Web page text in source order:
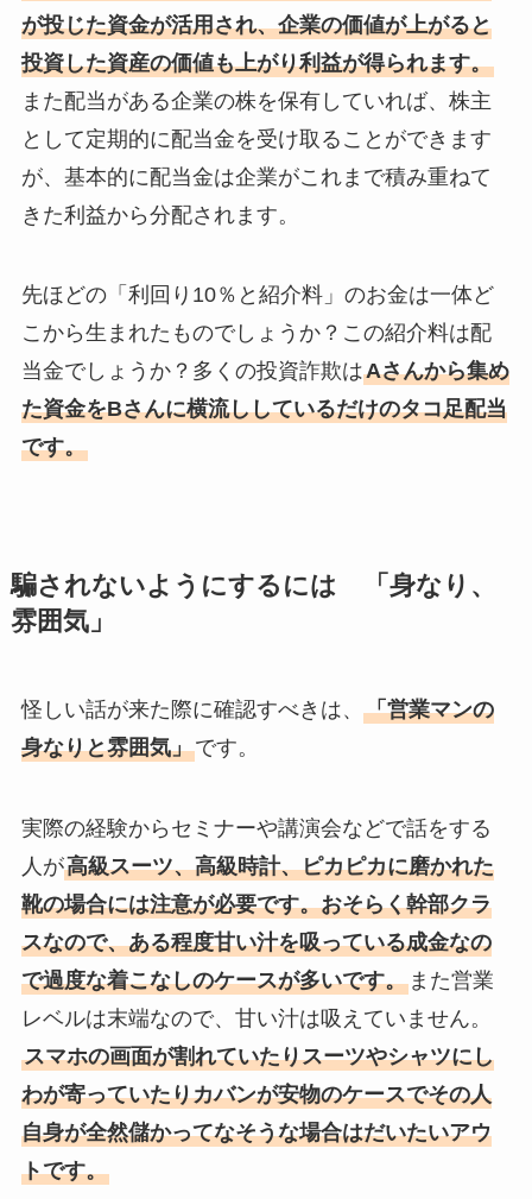
が投じた資金が活用され、企業の価値が上がると
投資した資産の価値も上がり利益が得られます。
また配当がある企業の株を保有していれば、株主
として定期的に配当金を受け取ることができます
が、基本的に配当金は企業がこれまで積み重ねて
きた利益から分配されます。
先ほどの「利回り10％と紹介料」のお金は一体ど
こから生まれたものでしょうか？この紹介料は配
当金でしょうか？多くの投資詐欺はAさんから集め
た資金をBさんに横流ししているだけのタコ足配当
です。
騙されないようにするには 「身なり、
雰囲気」
怪しい話が来た際に確認すべきは、 「営業マンの
身なりと雰囲気」です。
実際の経験からセミナーや講演会などで話をする
人が高級スーツ、高級時計、ピカピカに磨かれた
靴の場合には注意が必要です。おそらく幹部クラ
スなので、ある程度甘い汁を吸っている成金なの
で過度な着こなしのケースが多いです。また営業
レベルは末端なので、甘い汁は吸えていません。
スマホの画面が割れていたりスーツやシャツにし
わが寄っていたりカバンが安物のケースでその人
自身が全然儲かってなそうな場合はだいたいアウ
トです。